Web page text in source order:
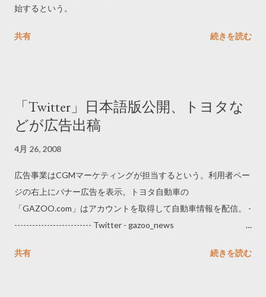
始するという。
共有 続きを読む
「Twitter」日本語版公開、トヨタな
どが広告出稿
4月 26, 2008
広告事業はCGMマーケティングが担当するという。利用者ペー
ジの右上にバナー広告を表示。トヨタ自動車の
「GAZOO.com」はアカウントを取得して自動車情報を配信。 -
-------------------------- Twitter - gazoo_news
共有
続きを読む